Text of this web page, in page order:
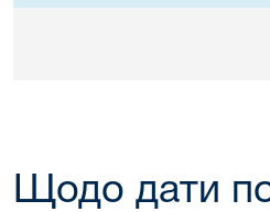
Щодо дати